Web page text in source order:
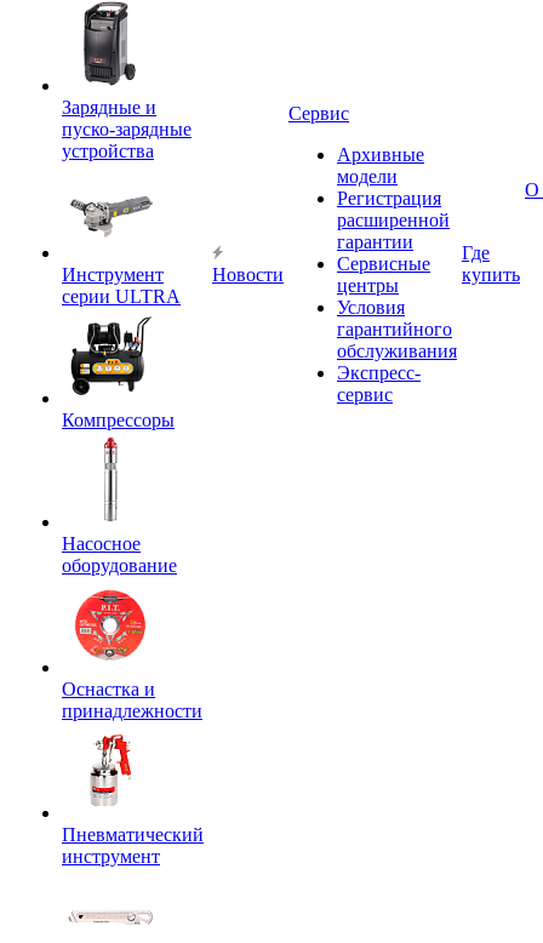
Зарядные и
пуско-зарядные
устройства
Инструмент
серии ULTRA
Компрессоры
Насосное
оборудование
Оснастка и
принадлежности
Пневматический
инструмент
Новости
Сервис
Архивные
модели
Регистрация
расширенной
гарантии
Сервисные
центры
Условия
гарантийного
обслуживания
Экспресс-
сервис
Где
купить
О